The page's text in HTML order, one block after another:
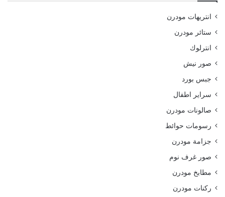
انتريهات مودرن
ستائر مودرن
انترلوك
صور نيش
جبس بورد
سراير اطفال
صالونات مودرن
رسومات حوائط
جزامة مودرن
صور غرف نوم
مطابخ مودرن
ركنات مودرن